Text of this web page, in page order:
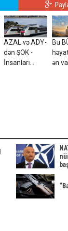
AZAL və ADY-
dən ŞOK -
İnsanları
Bu
ən